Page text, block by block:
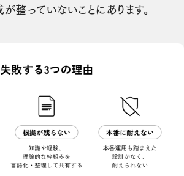
整っていないことにあります。